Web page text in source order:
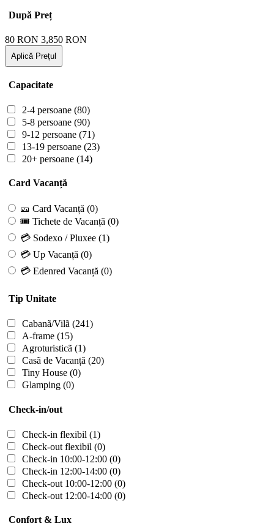
După Preț
80 RON 3,850 RON
Aplică Prețul
Capacitate
2-4 persoane (80)
5-8 persoane (90)
9-12 persoane (71)
13-19 persoane (23)
20+ persoane (14)
Card Vacanță
🎫 Card Vacanță (0)
🎟 Tichete de Vacanță (0)
💳 Sodexo / Pluxee (1)
💳 Up Vacanță (0)
💳 Edenred Vacanță (0)
Tip Unitate
Cabanã/Vilã (241)
A-frame (15)
Agroturisticã (1)
Casã de Vacanță (20)
Tiny House (0)
Glamping (0)
Check-in/out
Check-in flexibil (1)
Check-out flexibil (0)
Check-in 10:00-12:00 (0)
Check-in 12:00-14:00 (0)
Check-out 10:00-12:00 (0)
Check-out 12:00-14:00 (0)
Confort & Lux